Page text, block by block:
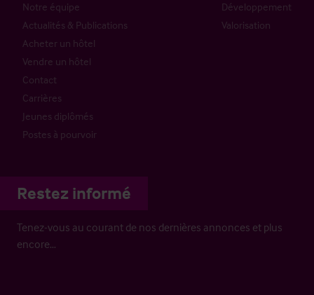
Notre équipe
Actualités & Publications
Acheter un hôtel
Vendre un hôtel
Contact
Carrières
Jeunes diplômés
Postes à pourvoir
Développement
Valorisation
Restez informé
Tenez-vous au courant de nos dernières annonces et plus
encore…